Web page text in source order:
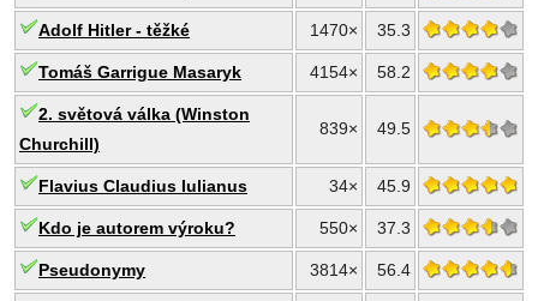
Adolf Hitler - těžké 1470× 35.3
Tomáš Garrigue Masaryk 4154× 58.2
2. světová válka (Winston
Churchill)
839× 49.5
Flavius Claudius Iulianus 34× 45.9
Kdo je autorem výroku? 550× 37.3
Pseudonymy 3814× 56.4